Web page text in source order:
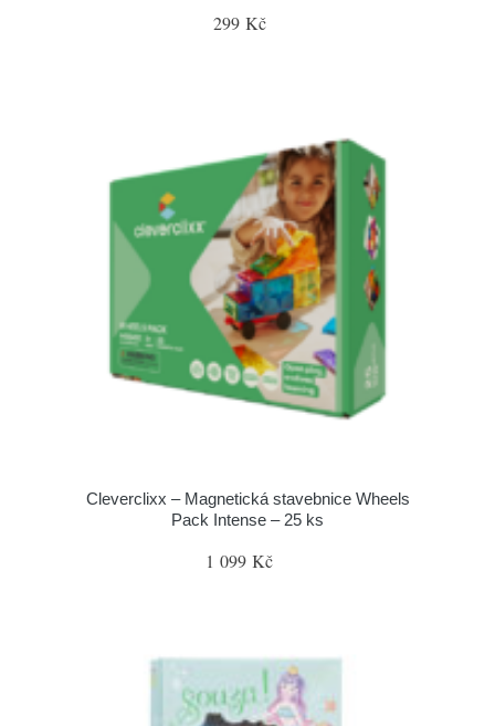
299 Kč
Cleverclixx – Magnetická stavebnice Wheels
Pack Intense – 25 ks
1 099 Kč